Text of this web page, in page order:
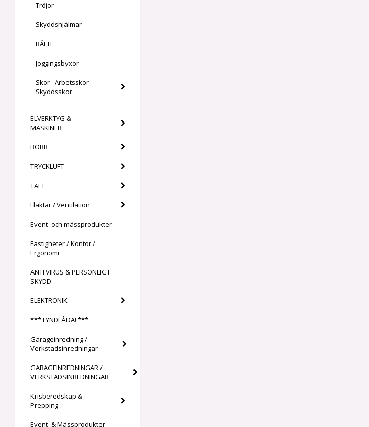
Tröjor
Skyddshjälmar
BÄLTE
Joggingsbyxor
Skor - Arbetsskor -
Skyddsskor
ELVERKTYG &
MASKINER
BORR
TRYCKLUFT
TÄLT
Fläktar / Ventilation
Event- och mässprodukter
Fastigheter / Kontor /
Ergonomi
ANTI VIRUS & PERSONLIGT
SKYDD
ELEKTRONIK
*** FYNDLÅDA! ***
Garageinredning /
Verkstadsinredningar
GARAGEINREDNINGAR /
VERKSTADSINREDNINGAR
Krisberedskap &
Prepping
Event- & Mässprodukter